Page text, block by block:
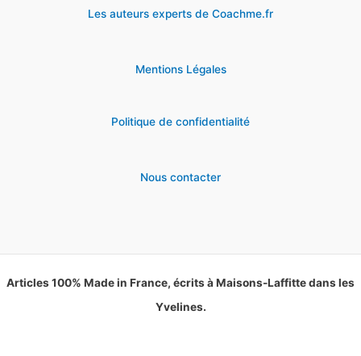
Les auteurs experts de Coachme.fr
Mentions Légales
Politique de confidentialité
Nous contacter
Articles 100% Made in France, écrits à Maisons-Laffitte dans les
Yvelines.